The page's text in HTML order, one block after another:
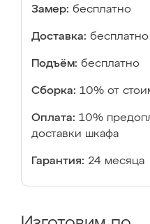
Замер: бесплатно
Доставка: бесплатно
Подъём: бесплатно
Сборка: 10% от
Оплата: 10%
доставки шкафа
Гарантия: 24 месяца